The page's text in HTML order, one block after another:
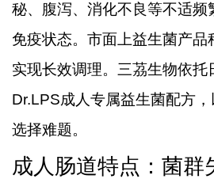
秘、腹泻、消化不良等不适
免疫状态。市面上益生菌产
实现长效调理。三茘生物依
Dr.LPS成人专属益生菌配方
选择难题。
成人肠道特点：菌群